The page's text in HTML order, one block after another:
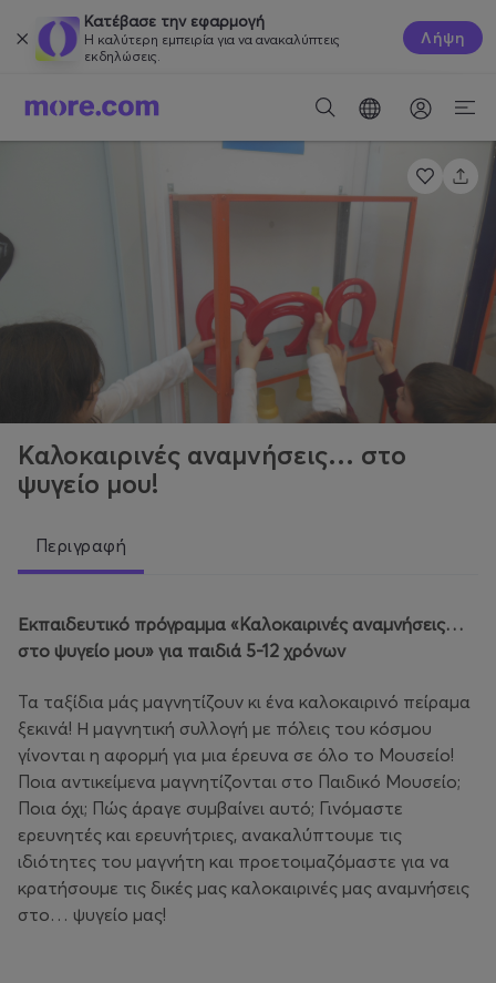
Κατέβασε την εφαρμογή
Η καλύτερη εμπειρία για να ανακαλύπτεις
εκδηλώσεις.
Λήψη
Καλοκαιρινές αναμνήσεις… στο
ψυγείο μου!
Περιγραφή
Εκπαιδευτικό πρόγραμμα «Καλοκαιρινές αναμνήσεις…
στο ψυγείο μου» για παιδιά 5-12 χρόνων
Τα ταξίδια μάς μαγνητίζουν κι ένα καλοκαιρινό πείραμα
ξεκινά! Η μαγνητική συλλογή με πόλεις του κόσμου
γίνονται η αφορμή για μια έρευνα σε όλο το Μουσείο!
Ποια αντικείμενα μαγνητίζονται στο Παιδικό Μουσείο;
Ποια όχι; Πώς άραγε συμβαίνει αυτό; Γινόμαστε
ερευνητές και ερευνήτριες, ανακαλύπτουμε τις
ιδιότητες του μαγνήτη και προετοιμαζόμαστε για να
κρατήσουμε τις δικές μας καλοκαιρινές μας αναμνήσεις
στο… ψυγείο μας!